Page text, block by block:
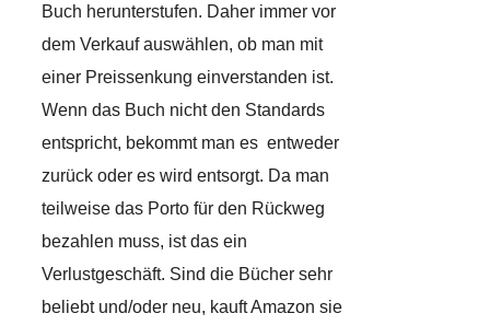
Buch herunterstufen. Daher immer vor
dem Verkauf auswählen, ob man mit
einer Preissenkung einverstanden ist.
Wenn das Buch nicht den Standards
entspricht, bekommt man es entweder
zurück oder es wird entsorgt. Da man
teilweise das Porto für den Rückweg
bezahlen muss, ist das ein
Verlustgeschäft. Sind die Bücher sehr
beliebt und/oder neu, kauft Amazon sie